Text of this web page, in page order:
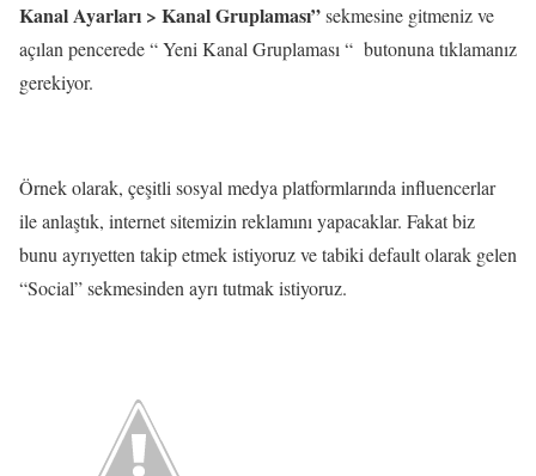
Kanal Ayarları > Kanal Gruplaması”sekmesine gitmeniz ve
açılan pencerede “ Yeni Kanal Gruplaması “ butonuna tıklamanız
gerekiyor.
Örnek olarak, çeşitli sosyal medya platformlarında influencerlar
ile anlaştık, internet sitemizin reklamını yapacaklar. Fakat biz
bunu ayrıyetten takip etmek istiyoruz ve tabiki default olarak gelen
“Social” sekmesinden ayrı tutmak istiyoruz.